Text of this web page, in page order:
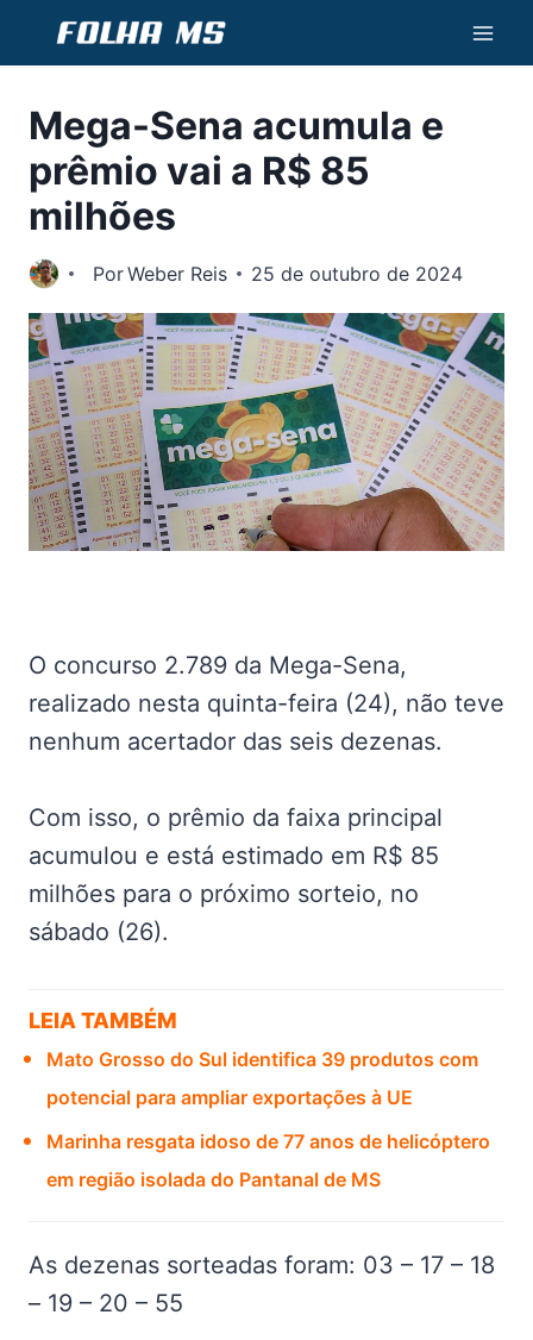
Conteúdo
Mega-Sena acumula e
prêmio vai a R$ 85
milhões
PorWeber Reis 25 de outubro de 2024
O concurso 2.789 da Mega-Sena,
realizado nesta quinta-feira (24), não teve
nenhum acertador das seis dezenas.
Com isso, o prêmio da faixa principal
acumulou e está estimado em R$ 85
milhões para o próximo sorteio, no
sábado (26).
LEIA TAMBÉM
Mato Grosso do Sul identifica 39 produtos com
potencial para ampliar exportações à UE
Marinha resgata idoso de 77 anos de helicóptero
em região isolada do Pantanal de MS
As dezenas sorteadas foram: 03 – 17 – 18
– 19 – 20 – 55